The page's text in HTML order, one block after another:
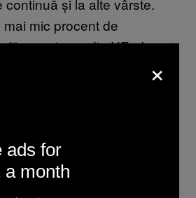
continuă și la alte vârste.
mic procent de
superioare din UE: doar 1
25 și 34. În rural e și mai
termină o facultate.
iar de eternul argument cu
dar nu poți să-l evit
Cîmpeanu spunea că
și „nu are legătură
×
ads for
a month